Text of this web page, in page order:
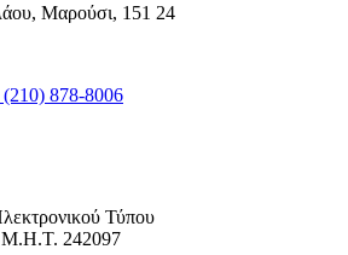
Μαρούσι, 151 24
878-8006
Τύπου
Μ.Η.Τ. 242097